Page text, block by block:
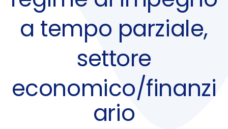
a tempo parziale,
settore
economico/finanzi
ario